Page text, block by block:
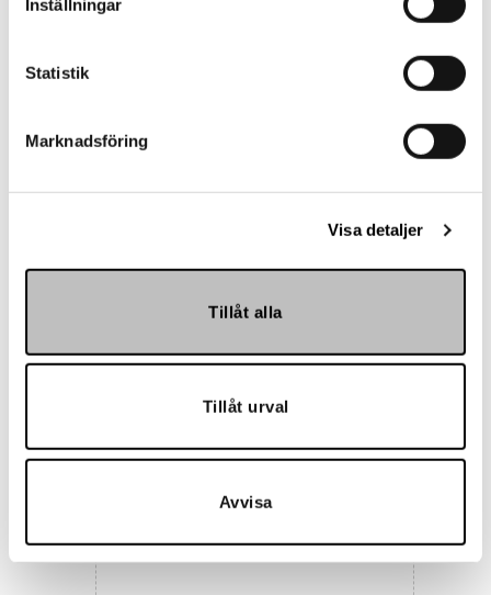
Inställningar
Statistik
Marknadsföring
Visa detaljer
Tillåt alla
Tillåt urval
Avvisa
Hemmakväll